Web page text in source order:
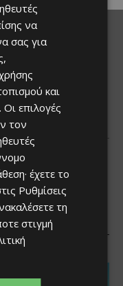
να
σας για
και
επιλογές
τον
έχετε το
Ρυθμίσεις
τη
στιγμή